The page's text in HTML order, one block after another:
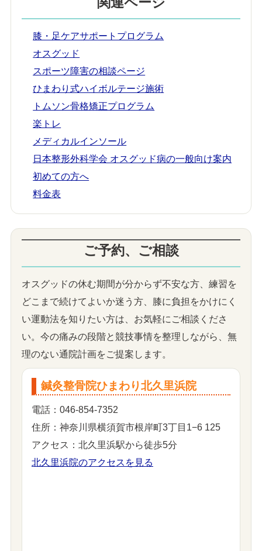
膝・足ケアサポートプログラム
オスグッド
スポーツ障害の相談ページ
ひまわり式ハイボルテージ施術
トムソン骨格矯正プログラム
楽トレ
メディカルインソール
日本整形外科学会 オスグッド病の一般向け案内
初めての方へ
料金表
ご予約、ご相談
オスグッドの休む期間が分からず不安な方、練習を
どこまで続けてよいか迷う方、膝に負担をかけにく
い運動法を知りたい方は、お気軽にご相談くださ
い。今の痛みの段階と競技事情を整理しながら、無
理のない通院計画をご提案します。
鍼灸整骨院ひまわり北久里浜院
電話：046-854-7352
住所：神奈川県横須賀市根岸町3丁目1−6 125
アクセス：北久里浜駅から徒歩5分
北久里浜院のアクセスを見る